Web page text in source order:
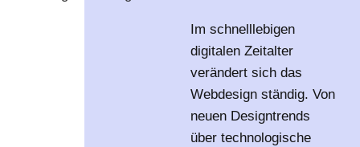
Im schnelllebigen
digitalen Zeitalter
verändert sich das
Webdesign ständig. Von
neuen Designtrends
über technologische